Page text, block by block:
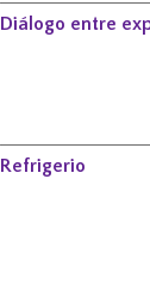
Diálogo entre
Refrigerio